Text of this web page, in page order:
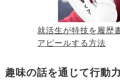
就活生が特技を履歴
アピールする方法
趣味の話を通じて行動